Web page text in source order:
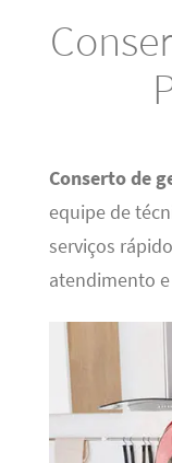
Conserto de
equipe de
serviços
atendimento